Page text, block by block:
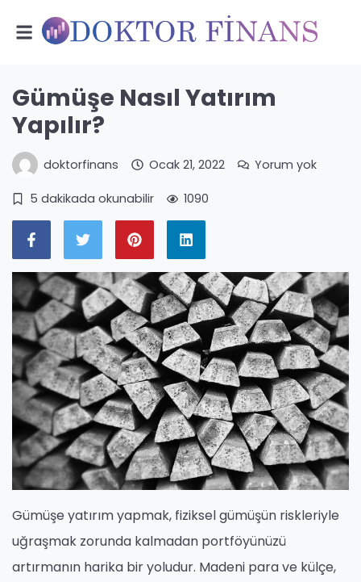
Gümüşe Nasıl Yatırım
Yapılır?
doktorfinans Ocak 21, 2022 Yorum yok
5 dakikada okunabilir 1090
Gümüşe yatırım yapmak, fiziksel gümüşün riskleriyle
uğraşmak zorunda kalmadan portföyünüzü
artırmanın harika bir yoludur. Madeni para ve külçe,